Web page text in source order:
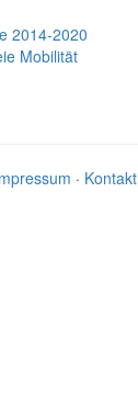
2014-2020
Mobilität
· Kontakt